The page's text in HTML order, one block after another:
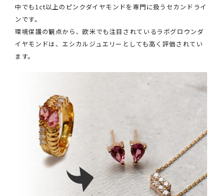
中でも1ct以上のピンクダイヤモンドを専門に扱うセカンドライ
ンです。
環境保護の観点から、欧米でも注目されているラボグロウンダ
イヤモンドは、エシカルジュエリーとしても高く評価されてい
ます。